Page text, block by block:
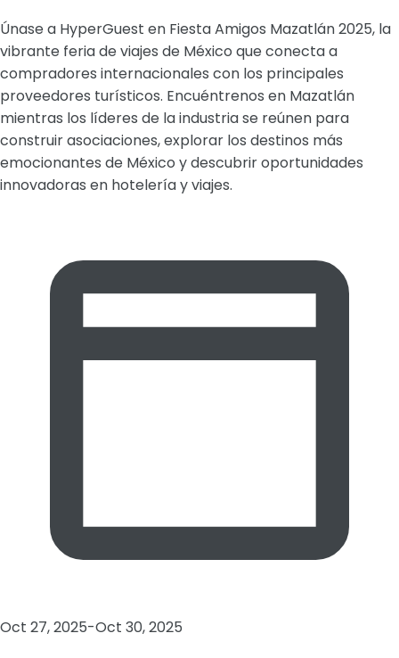
Únase a HyperGuest en Fiesta Amigos Mazatlán 2025, la
vibrante feria de viajes de México que conecta a
compradores internacionales con los principales
proveedores turísticos. Encuéntrenos en Mazatlán
mientras los líderes de la industria se reúnen para
construir asociaciones, explorar los destinos más
emocionantes de México y descubrir oportunidades
innovadoras en hotelería y viajes.
Oct 27, 2025-Oct 30, 2025